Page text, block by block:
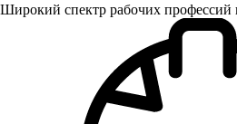
Широкий спектр рабочих профессий